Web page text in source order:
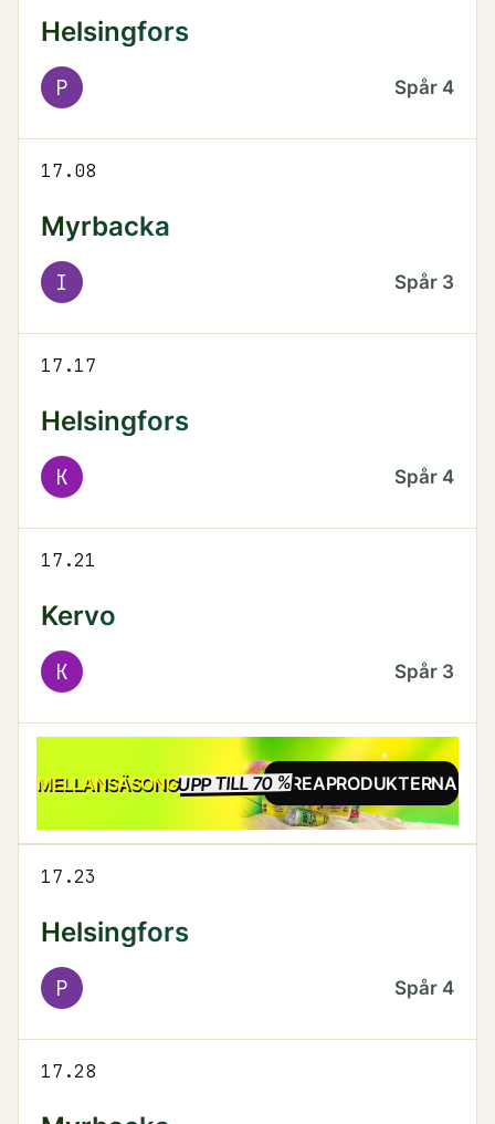
Helsingfors
P Spår 4
17.08
Myrbacka
I Spår 3
17.17
Helsingfors
K Spår 4
17.21
Kervo
K Spår 3
MELLANSÄSONGUPP TILL 70 %REA
SE REAPRODUKTERNA
17.23
Helsingfors
P Spår 4
17.28